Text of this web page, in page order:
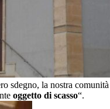
sdegno, la nostra
oggetto di scasso“.